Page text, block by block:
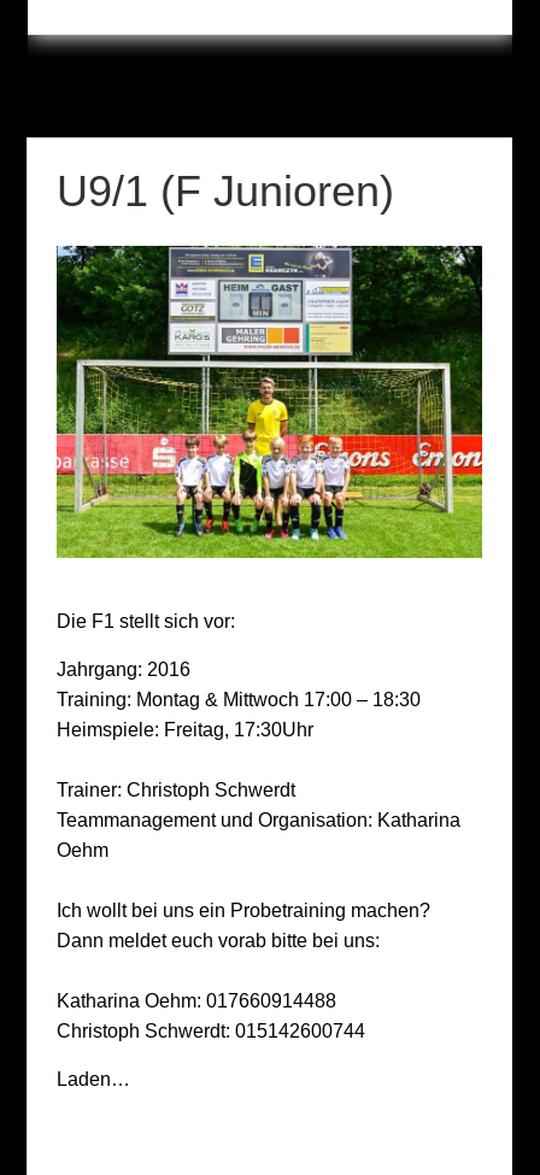
U9/1 (F Junioren)
Die F1 stellt sich vor:
Jahrgang: 2016
Training: Montag & Mittwoch 17:00 – 18:30
Heimspiele: Freitag, 17:30Uhr
Trainer: Christoph Schwerdt
Teammanagement und Organisation: Katharina
Oehm
Ich wollt bei uns ein Probetraining machen?
Dann meldet euch vorab bitte bei uns:
Katharina Oehm: 017660914488
Christoph Schwerdt: 015142600744
Laden…